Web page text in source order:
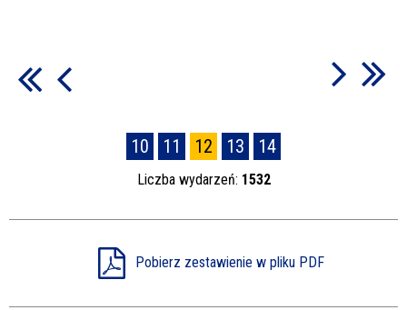
10 11 12 13 14
Liczba wydarzeń: 1532
Pobierz zestawienie w pliku PDF